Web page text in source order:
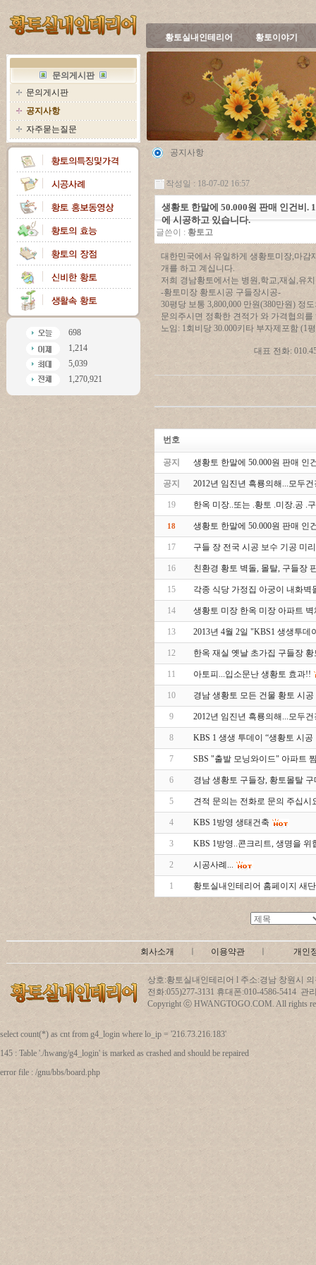
황토실내인테리어 황토이야기
문의게시판
문의게시판
공지사항
자주묻는질문
698
1,214
5,039
1,270,921
공지사항
작성일 : 18-07-02 16:57
생황토 한말에 50.000원 판매 인건비.
에 시공하고 있습니다.
글쓴이 : 황토고
대한민국에서 유일하게 생황토미장,마
개를 하고 계십니다.
저희 경남황토에서는 병원,학교,재실,유
-황토미장 황토시공 구들장시공-
30평당 보통 3,800,000 만원(380만원) 정
문의주시면 정확한 견적가 와 가격협의
노임: 1회비당 30.000키타 부자제포함 (1
대표 전화:
번호
공지 생황토 한말에 50.000원 판매 인
공지 2012년 임진년 흑룡의해...모두
19 한옥 미장..또는 .황토 .미장.공 .
18 생황토 한말에 50.000원 판매 인
17 구들 장 전국 시공 보수 기공 미
16 친환경 황토 벽돌, 몰탈, 구들장
15 각종 식당 가정집 아궁이 내화
14 생황토 미장 한옥 미장 아파트
13 2013년 4월 2일 "KBS1 생생투데
12 한옥 재실 옛날 초가집 구들장
11 아토피...입소문난 생황토 효과!!
10 경남 생황토 모든 건물 황토 시
9 2012년 임진년 흑룡의해...모두
8 KBS 1 생생 투데이 “생황토 시공
7 SBS "출발 모닝와이드" 아파트
6 경남 생황토 구들장, 황토몰탈
5 견적 문의는 전화로 문의 주십시
4 KBS 1방영 생태건축
3 KBS 1방영..콘크리트, 생명을 위
2 시공사례...
1 황토실내인테리어 홈페이지 새
회사소개 이용약관 개인
상호:황토실내인테리어 l 주소:경남 창원시
전화:055)277-3131 휴대폰:010-4586-5414 관
Copyright ⓒ HWANGTOGO.COM. All rights
select count(*) as cnt from g4_login where lo_ip = '216.73.216.183'
145 : Table './hwang/g4_login' is marked as crashed and should be repaired
error file : /gnu/bbs/board.php